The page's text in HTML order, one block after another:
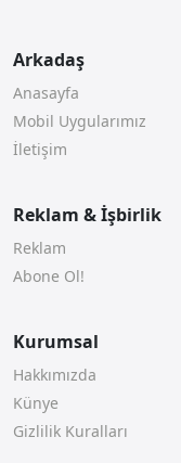
Arkadaş
Anasayfa
Mobil Uygularımız
İletişim
Reklam & İşbirlik
Reklam
Abone Ol!
Kurumsal
Hakkımızda
Künye
Gizlilik Kuralları